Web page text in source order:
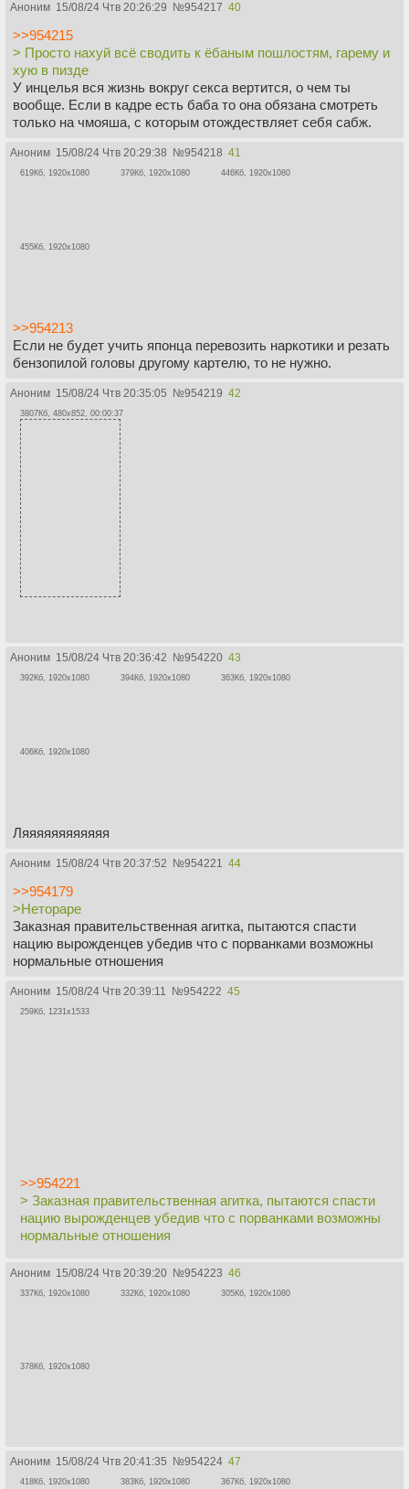
Аноним 15/08/24 Чтв 20:26:29 №954217 40
>>954215
> Просто нахуй всё сводить к ёбаным пошлостям, гарему и
хую в пизде
У инцелья вся жизнь вокруг секса вертится, о чем ты
вообще. Если в кадре есть баба то она обязана смотреть
только на чмояша, с которым отождествляет себя сабж.
Аноним 15/08/24 Чтв 20:29:38 №954218 41
619Кб, 1920x1080 379Кб, 1920x1080 446Кб, 1920x1080
455Кб, 1920x1080
>>954213
Если не будет учить японца перевозить наркотики и резать
бензопилой головы другому картелю, то не нужно.
Аноним 15/08/24 Чтв 20:35:05 №954219 42
3807Кб, 480x852, 00:00:37
Аноним 15/08/24 Чтв 20:36:42 №954220 43
392Кб, 1920x1080 394Кб, 1920x1080 363Кб, 1920x1080
406Кб, 1920x1080
Ляяяяяяяяяяяя
Аноним 15/08/24 Чтв 20:37:52 №954221 44
>>954179
>Нетораре
Заказная правительственная агитка, пытаются спасти
нацию вырожденцев убедив что с порванками возможны
нормальные отношения
Аноним 15/08/24 Чтв 20:39:11 №954222 45
259Кб, 1231x1533
>>954221
> Заказная правительственная агитка, пытаются спасти
нацию вырожденцев убедив что с порванками возможны
нормальные отношения
Аноним 15/08/24 Чтв 20:39:20 №954223 46
337Кб, 1920x1080 332Кб, 1920x1080 305Кб, 1920x1080
378Кб, 1920x1080
Аноним 15/08/24 Чтв 20:41:35 №954224 47
418Кб, 1920x1080 383Кб, 1920x1080 367Кб, 1920x1080